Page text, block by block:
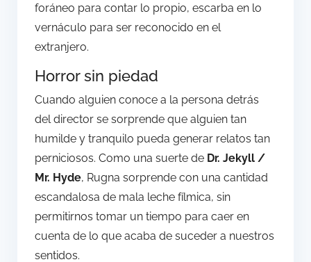
foráneo para contar lo propio, escarba en lo
vernáculo para ser reconocido en el
extranjero.
Horror sin piedad
Cuando alguien conoce a la persona detrás
del director se sorprende que alguien tan
humilde y tranquilo pueda generar relatos tan
perniciosos. Como una suerte de Dr. Jekyll /
Mr. Hyde, Rugna sorprende con una cantidad
escandalosa de mala leche fílmica, sin
permitirnos tomar un tiempo para caer en
cuenta de lo que acaba de suceder a nuestros
sentidos.